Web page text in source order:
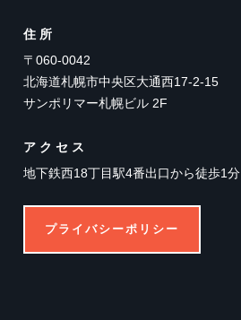
住所
〒060-0042
北海道札幌市中央区大通西17-2-15
サンポリマー札幌ビル 2F
アクセス
地下鉄西18丁目駅4番出口から徒歩1分
プライバシーポリシー